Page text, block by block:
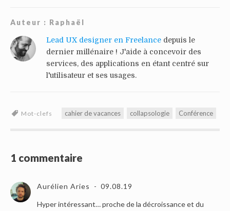
Auteur : Raphaël
Lead UX designer en Freelance depuis le
dernier millénaire ! J'aide à concevoir des
services, des applications en étant centré sur
l'utilisateur et ses usages.
Mot-clefs cahier de vacances collapsologie Conférence
1 commentaire
Aurélien Aries 09.08.19
Hyper intéressant… proche de la décroissance et du